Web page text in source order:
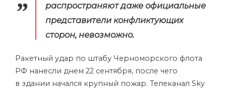
распространяют даже официальные
представители конфликтующих
сторон, невозможно.
Ракетный удар по штабу Черноморского флота
РФ нанесли днем 22 сентября, после чего
в здании начался крупный пожар. Телеканал Sky